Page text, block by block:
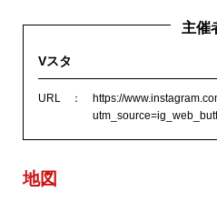
主催
Vスタ
URL
https://
地図